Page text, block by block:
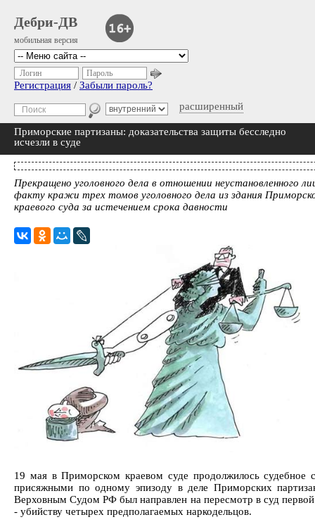
Дебри-ДВ
мобильная версия
расширенный
Логин Пароль
Регистрация / Забыли пароль?
Приморские партизаны: доказательства защиты бесследно
исчезли в суде
Прекращено уголовного дела в отношении неустановленного
факту кражи трех томов уголовного дела из здания
краевого суда за истечением срока давности
19 мая в Приморском краевом суде продолжилось судебное
присяжными по одному эпизоду в деле Приморских
Верховным Судом РФ был направлен на пересмотр в суд
- убийству четырех предполагаемых наркодельцов.